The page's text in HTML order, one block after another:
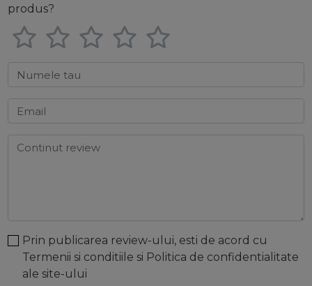
produs?
Numele tau
Email
Continut review
Prin publicarea review-ului, esti de acord cu
Termenii si conditiile si Politica de confidentialitate
ale site-ului